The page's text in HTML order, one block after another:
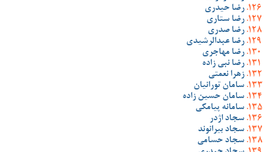
رضا حیدری
رضا ستاری
رضا صدری
رضا عبدالرشیدی
رضا مهاجری
رضا نبی زاده
زهرا نعمتی
سامان تورانیان
سامان حسین زاده
سامانه پیامکی
سجاد اژدر
سجاد بیرانوند
سجاد حسامی